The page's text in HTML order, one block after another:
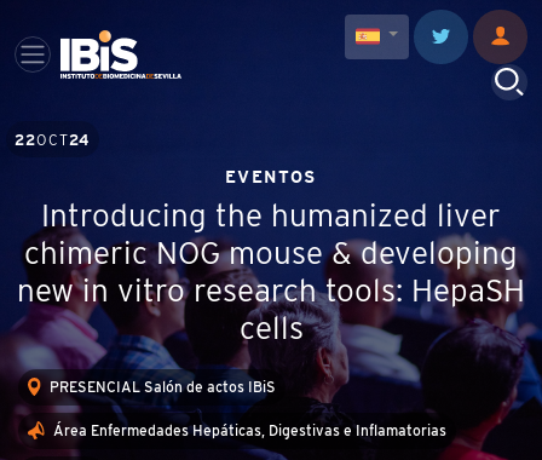
22OCT24
EVENTOS
Introducing the humanized liver
chimeric NOG mouse & developing
new in vitro research tools: HepaSH
cells
PRESENCIAL Salón de actos IBiS
Área Enfermedades Hepáticas, Digestivas e Inflamatorias